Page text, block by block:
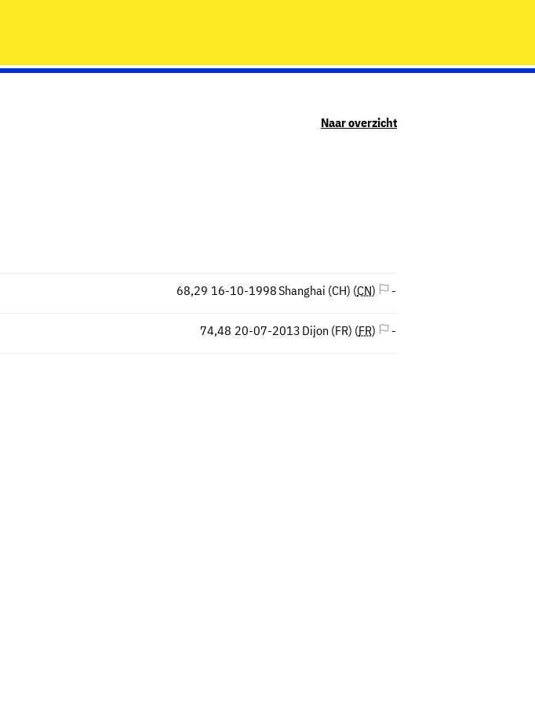
Naar overzicht
Shanghai (CH) (CN)
68,29 -
16-10-1998
Dijon (FR) (FR)
74,48 -
20-07-2013